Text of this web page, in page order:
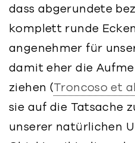
dass abgerundete
komplett runde
angenehmer für
damit eher die
ziehen (Troncoso et
sie auf die Tatsache
unserer natürlichen